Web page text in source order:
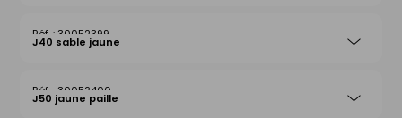
30052399
J40 sable jaune
30052400
J50 jaune paille